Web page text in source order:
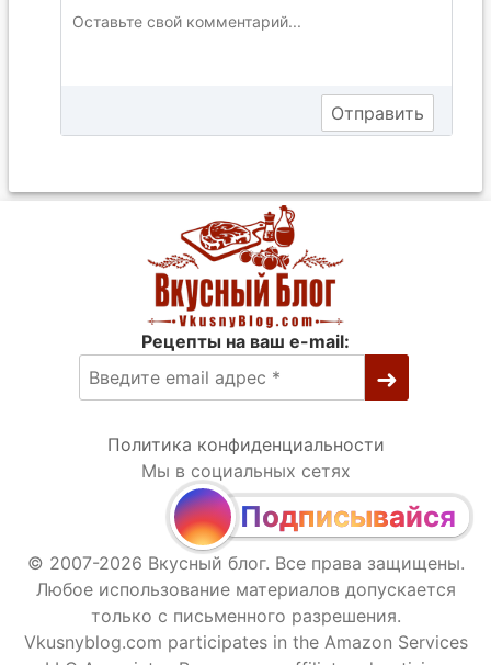
Рецепты на ваш e-mail:
Политика конфиденциальности
Мы в социальных сетях
Подписывайся
© 2007-2026 Вкусный блог. Все права защищены.
Любое использование материалов допускается
только с письменного разрешения.
Vkusnyblog.com participates in the Amazon Services